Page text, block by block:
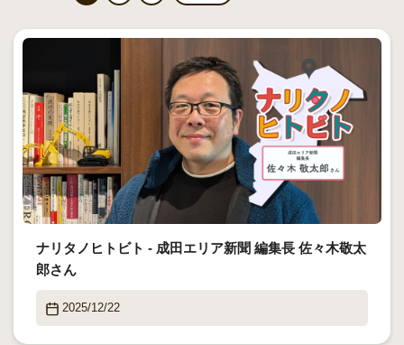
ナリタノヒトビト - 成田エリア新聞 編集長 佐々木敬太
郎さん
2025/12/22